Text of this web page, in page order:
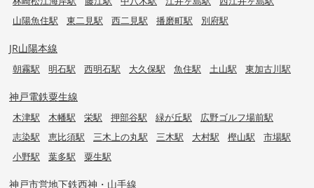
山陽魚住駅
東二見駅 西二見駅 播磨町駅 別府駅
JR山陽本線
朝霧駅 明石駅 西明石駅 大久保駅 魚住駅 土山駅 東加古川駅
神戸電鉄粟生線
木津駅 木幡駅 栄駅 押部谷駅 緑が丘駅
広野ゴルフ場前駅
志染駅
恵比須駅 三木上の丸駅 三木駅 大村駅 樫山駅
市場駅
小野駅
葉多駅 粟生駅
神戸市営地下鉄西神・山手線